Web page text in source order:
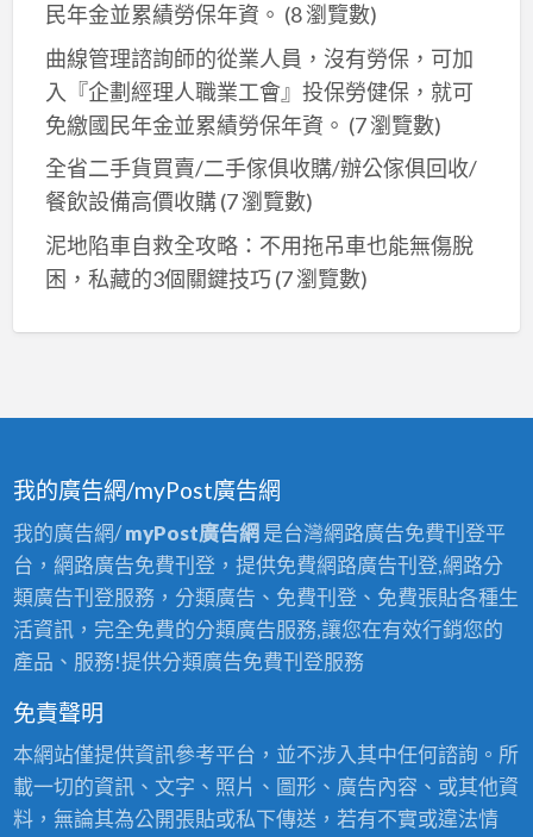
民年金並累績勞保年資。 (8 瀏覽數)
曲線管理諮詢師的從業人員，沒有勞保，可加
入『企劃經理人職業工會』投保勞健保，就可
免繳國民年金並累績勞保年資。 (7 瀏覽數)
全省二手貨買賣/二手傢俱收購/辦公傢俱回收/
餐飲設備高價收購(7 瀏覽數)
泥地陷車自救全攻略：不用拖吊車也能無傷脫
困，私藏的3個關鍵技巧(7 瀏覽數)
我的廣告網/myPost廣告網
我的廣告網/myPost廣告網是台灣網路廣告免費刊登平
台，網路廣告免費刊登，提供免費網路廣告刊登,網路分
類廣告刊登服務，分類廣告、免費刊登、免費張貼各種生
活資訊，完全免費的分類廣告服務,讓您在有效行銷您的
產品、服務!提供分類廣告免費刊登服務
免責聲明
本網站僅提供資訊參考平台，並不涉入其中任何諮詢。所
載一切的資訊、文字、照片、圖形、廣告內容、或其他資
料，無論其為公開張貼或私下傳送，若有不實或違法情